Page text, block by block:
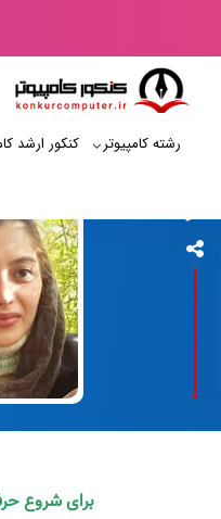
رشته کامپیوتر کنکور ارشد
برای شروع